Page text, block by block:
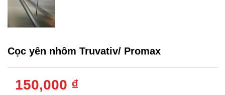
Cọc yên nhôm Truvativ/ Promax
150,000 ₫